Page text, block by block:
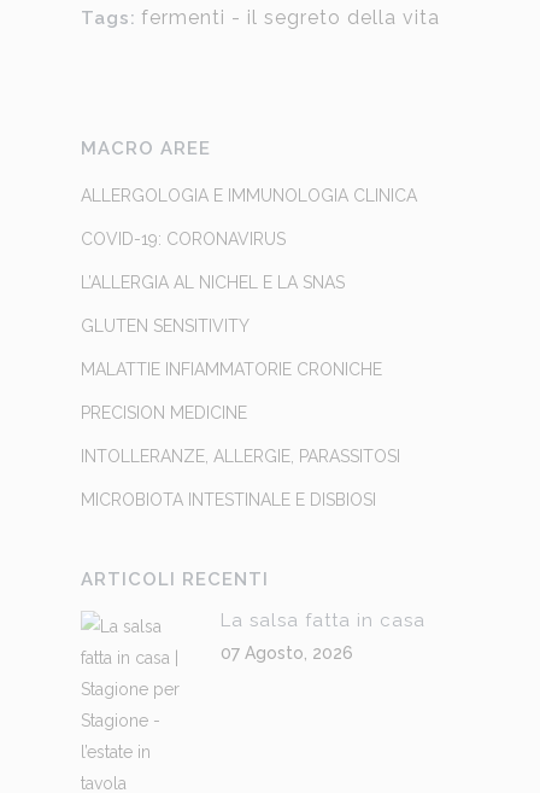
Tags: fermenti - il segreto della vita
MACRO AREE
ALLERGOLOGIA E IMMUNOLOGIA CLINICA
COVID-19: CORONAVIRUS
L’ALLERGIA AL NICHEL E LA SNAS
GLUTEN SENSITIVITY
MALATTIE INFIAMMATORIE CRONICHE
PRECISION MEDICINE
INTOLLERANZE, ALLERGIE, PARASSITOSI
MICROBIOTA INTESTINALE E DISBIOSI
ARTICOLI RECENTI
La salsa fatta in casa
07 Agosto, 2026